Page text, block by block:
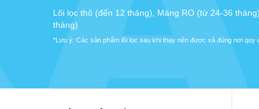
Lõi lọc thô (đến 12 tháng), Màng RO (từ 24-36
tháng)
*Lưu ý: Các sản phẩm lõi lọc sau khi thay nên được xả đúng nơi quy